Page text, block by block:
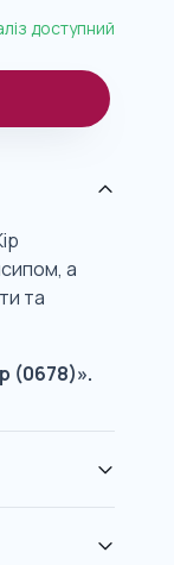
доступний
а
та
(0678)».